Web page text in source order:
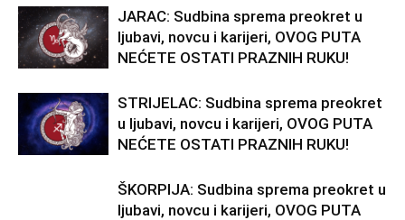
JARAC: Sudbina sprema preokret u
ljubavi, novcu i karijeri, OVOG PUTA
NEĆETE OSTATI PRAZNIH RUKU!
STRIJELAC: Sudbina sprema preokret
u ljubavi, novcu i karijeri, OVOG PUTA
NEĆETE OSTATI PRAZNIH RUKU!
ŠKORPIJA: Sudbina sprema preokret u
ljubavi, novcu i karijeri, OVOG PUTA